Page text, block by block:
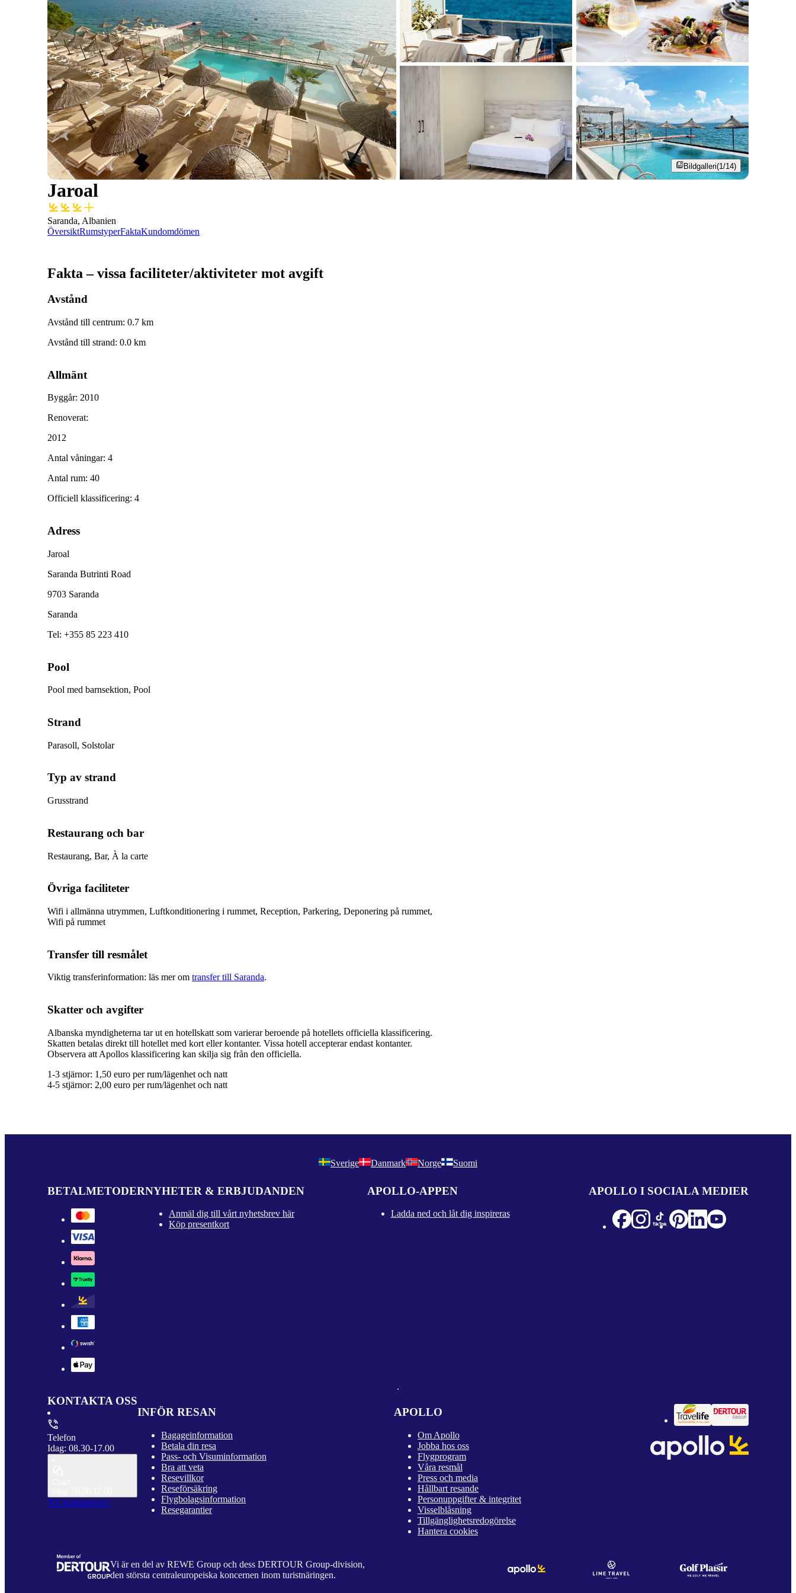
Bildgalleri(1/14)
Jaroal
Saranda, Albanien
ÖversiktRumstyperFaktaKundomdömen
Fakta – vissa faciliteter/aktiviteter mot avgift
Avstånd
Avstånd till centrum: 0.7 km
Avstånd till strand: 0.0 km
Allmänt
Byggår: 2010
Renoverat:
2012
Antal våningar: 4
Antal rum: 40
Officiell klassificering: 4
Adress
Jaroal
Saranda Butrinti Road
9703 Saranda
Saranda
Tel: +355 85 223 410
Pool
Pool med barnsektion, Pool
Strand
Parasoll, Solstolar
Typ av strand
Grusstrand
Restaurang och bar
Restaurang, Bar, À la carte
Övriga faciliteter
Wifi i allmänna utrymmen, Luftkonditionering i rummet, Reception, Parkering, Deponering på rummet,
Wifi på rummet
Transfer till resmålet
Viktig transferinformation: läs mer om transfer till Saranda.
Skatter och avgifter
Albanska myndigheterna tar ut en hotellskatt som varierar beroende på hotellets officiella klassificering.
Skatten betalas direkt till hotellet med kort eller kontanter. Vissa hotell accepterar endast kontanter.
Observera att Apollos klassificering kan skilja sig från den officiella.
1-3 stjärnor: 1,50 euro per rum/lägenhet och natt
4-5 stjärnor: 2,00 euro per rum/lägenhet och natt
Sverige Danmark Norge Suomi
BETALMETODERNYHETER & ERBJUDANDEN
Anmäl dig till vårt nyhetsbrev här
Köp presentkort
APOLLO-APPEN
Ladda ned och låt dig inspireras
APOLLO I SOCIALA MEDIER
KONTAKTA OSS
Telefon
Idag: 08.30-17.00
Till Kundservice
INFÖR RESAN
Bagageinformation
Betala din resa
Pass- och Visuminformation
Bra att veta
Resevillkor
Reseförsäkring
Flygbolagsinformation
Resegarantier
APOLLO
Om Apollo
Jobba hos oss
Flygprogram
Våra resmål
Press och media
Hållbart resande
Personuppgifter & integritet
Visselblåsning
Tillgänglighetsredogörelse
Hantera cookies
Vi är en del av REWE Group och dess DERTOUR Group-division,
den största centraleuropeiska koncernen inom turistnäringen.